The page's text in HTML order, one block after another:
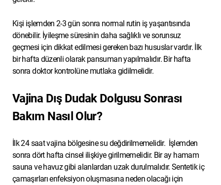
Kişi işlemden 2-3 gün sonra normal rutin iş yaşantısında
dönebilir. İyileşme süresinin daha sağlıklı ve sorunsuz
geçmesi için dikkat edilmesi gereken bazı hususlar vardır. İlk
bir hafta düzenli olarak pansuman yapılmalıdır. Bir hafta
sonra doktor kontrolüne mutlaka gidilmelidir.
Vajina Dış Dudak Dolgusu Sonrası
Bakım Nasıl Olur?
İlk 24 saat vajina bölgesine su değdirilmemelidir. İşlemden
sonra dört hafta cinsel ilişkiye girilmemelidir. Bir ay hamam
sauna ve havuz gibi alanlardan uzak durulmalıdır. Sentetik iç
çamaşırları enfeksiyon oluşmasına neden olacağı için